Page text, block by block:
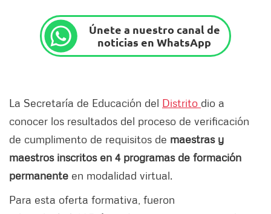
Únete a nuestro canal de
noticias en WhatsApp
La Secretaría de Educación del Distrito dio a
conocer los resultados del proceso de verificación
de cumplimento de requisitos de maestras y
maestros inscritos en 4 programas de formación
permanente en modalidad virtual.
Para esta oferta formativa, fueron